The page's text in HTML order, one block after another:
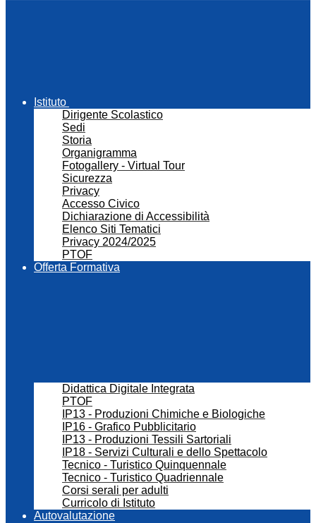
Istituto
Dirigente Scolastico
Sedi
Storia
Organigramma
Fotogallery - Virtual Tour
Sicurezza
Privacy
Accesso Civico
Dichiarazione di Accessibilità
Elenco Siti Tematici
Privacy 2024/2025
PTOF
Offerta Formativa
Didattica Digitale Integrata
PTOF
IP13 - Produzioni Chimiche e Biologiche
IP16 - Grafico Pubblicitario
IP13 - Produzioni Tessili Sartoriali
IP18 - Servizi Culturali e dello Spettacolo
Tecnico - Turistico Quinquennale
Tecnico - Turistico Quadriennale
Corsi serali per adulti
Curricolo di Istituto
Autovalutazione